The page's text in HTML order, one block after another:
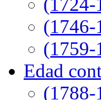
(1746-
Edad